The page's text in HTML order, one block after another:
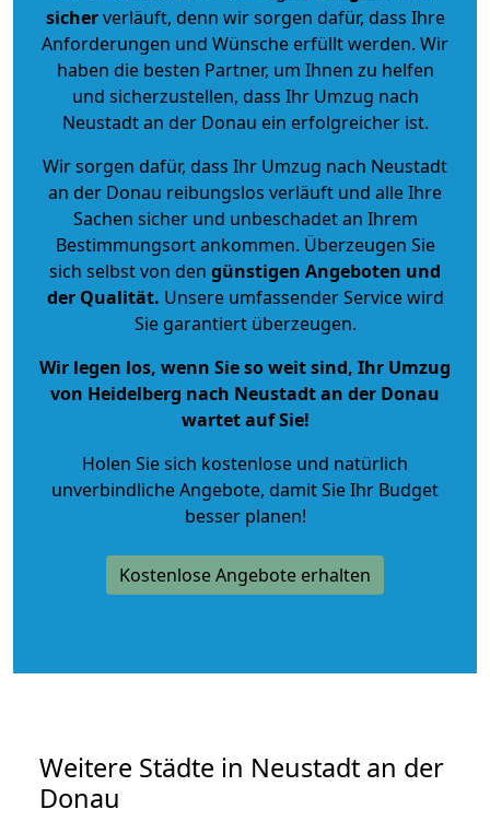
sicherverläuft, denn wir sorgen dafür, dass Ihre
Anforderungen und Wünsche erfüllt werden. Wir
haben die besten Partner, um Ihnen zu helfen
und sicherzustellen, dass Ihr Umzug nach
Neustadt an der Donau ein erfolgreicher ist.
Wir sorgen dafür, dass Ihr Umzug nach Neustadt
an der Donau reibungslos verläuft und alle Ihre
Sachen sicher und unbeschadet an Ihrem
Bestimmungsort ankommen. Überzeugen Sie
sich selbst von den günstigen Angeboten und
der Qualität. Unsere umfassender Service wird
Sie garantiert überzeugen.
Wir legen los, wenn Sie so weit sind, Ihr Umzug
von Heidelberg nach Neustadt an der Donau
wartet auf Sie!
Holen Sie sich kostenlose und natürlich
unverbindliche Angebote, damit Sie Ihr Budget
besser planen!
Kostenlose Angebote erhalten
Weitere Städte in Neustadt an der
Donau